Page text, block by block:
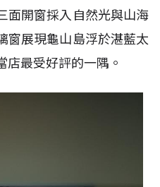
面開窗採入自然光與山海
窗展現龜山島浮於湛藍太
最受好評的一隅。